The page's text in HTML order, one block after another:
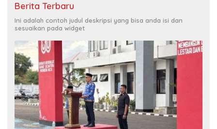
Berita Terbaru
Ini adalah contoh judul deskripsi yang bisa anda isi dan
sesuaikan pada widget